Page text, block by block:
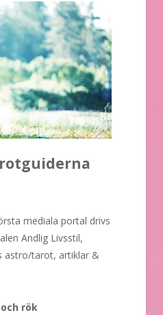
mediala portal drivs
Andlig Livsstil,
astro/tarot, artiklar &
rök